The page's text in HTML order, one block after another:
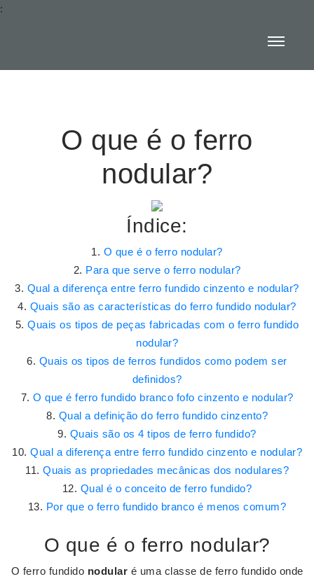
:
O que é o ferro
nodular?
Índice:
O que é o ferro nodular?
Para que serve o ferro nodular?
Qual a diferença entre ferro fundido cinzento e nodular?
Quais são as características do ferro fundido nodular?
Quais os tipos de peças fabricadas com o ferro fundido
nodular?
Quais os tipos de ferros fundidos como podem ser
definidos?
O que é ferro fundido branco fofo cinzento e nodular?
Qual a definição do ferro fundido cinzento?
Quais são os 4 tipos de ferro fundido?
Qual a diferença entre ferro fundido cinzento e nodular?
Quais as propriedades mecânicas dos nodulares?
Qual é o conceito de ferro fundido?
Por que o ferro fundido branco é menos comum?
O que é o ferro nodular?
O ferro fundido nodular é uma classe de ferro fundido onde